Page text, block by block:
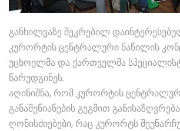
განხილვაზე შეკრებილ
კურორტის ცენტრალური ნაწილის
უცხოელმა და ქართველმა
წარუდგინეს.
აღინიშნა, რომ კურორტის
განაშენიანების გეგმით
ღონისძიებები, რაც კურორტს